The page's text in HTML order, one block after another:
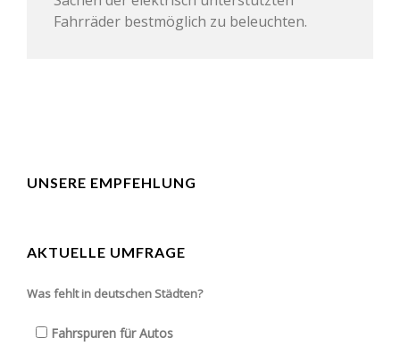
Fahrräder bestmöglich zu beleuchten.
UNSERE EMPFEHLUNG
AKTUELLE UMFRAGE
Was fehlt in deutschen Städten?
Fahrspuren für Autos